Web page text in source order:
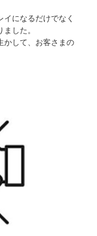
になるだけでなく
した。
かして、お客さまの